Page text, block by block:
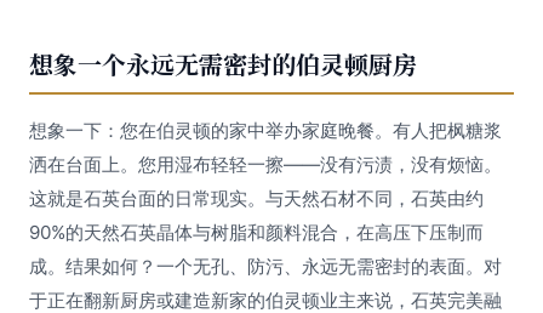
想象一个永远无需密封的伯灵顿厨房
想象一下：您在伯灵顿的家中举办家庭晚餐。有人把枫糖浆
洒在台面上。您用湿布轻轻一擦——没有污渍，没有烦恼。
这就是石英台面的日常现实。与天然石材不同，石英由约
90%的天然石英晶体与树脂和颜料混合，在高压下压制而
成。结果如何？一个无孔、防污、永远无需密封的表面。对
于正在翻新厨房或建造新家的伯灵顿业主来说，石英完美融